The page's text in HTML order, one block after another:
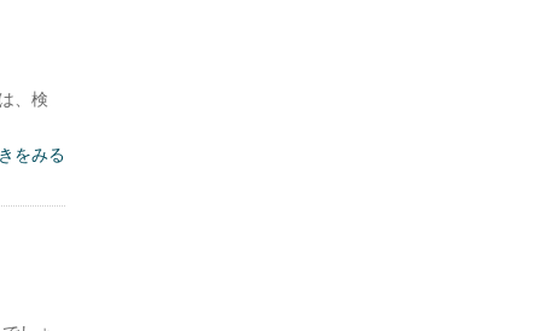
、検
をみる